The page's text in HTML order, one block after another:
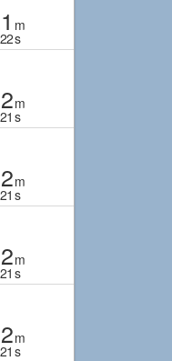
m
22s
2m
21 s
2m
21 s
2m
21 s
2m
21 s